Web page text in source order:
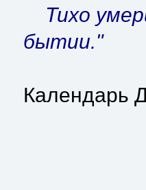
Тихо
бытии."
Календарь